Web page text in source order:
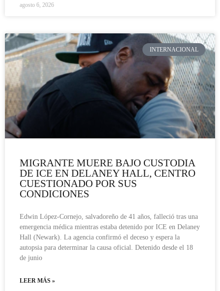
agosto 6, 2026
INTERNACIONAL
MIGRANTE MUERE BAJO CUSTODIA
DE ICE EN DELANEY HALL, CENTRO
CUESTIONADO POR SUS
CONDICIONES
Edwin López-Cornejo, salvadoreño de 41 años, falleció tras una
emergencia médica mientras estaba detenido por ICE en Delaney
Hall (Newark). La agencia confirmó el deceso y espera la
autopsia para determinar la causa oficial. Detenido desde el 18
de junio
LEER MÁS »